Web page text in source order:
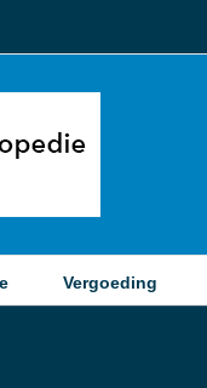
Vergoeding